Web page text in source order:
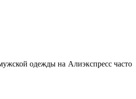
одежды на Алиэкспресс часто